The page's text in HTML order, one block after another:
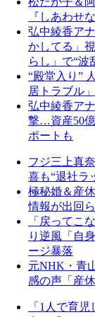
『しあわせ
弘中綾香ア
かしてる」
らし」で“波
“殿堂入り”
居トラブル
弘中綾香ア
撃…資産50
ポートも
フジ三上真
喜も“退社ラ
極秘婚＆産
情報が出回
「戻ってこ
り逆風「自
ージ暴落
元NHK・青
感の声「産
「1人で育